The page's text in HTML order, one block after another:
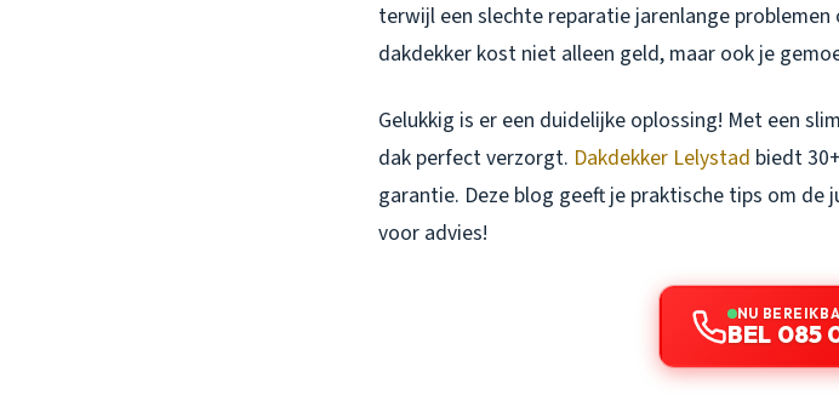
terwijl een slechte reparatie jarenlange
dakdekker kost niet alleen geld, maar ook je
Gelukkig is er een duidelijke oplossing! Met een
dak perfect verzorgt. Dakdekker Lelystad biedt
garantie. Deze blog geeft je praktische tips om de
voor advies!
NU
BEL 085